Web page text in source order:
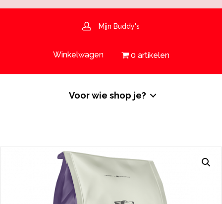
GRATIS bezorging in de regio
GRATIS verzending vanaf €50,-
Spaarsysteem voor korting!
Mijn Buddy's
Winkelwagen 0 artikelen
Voor wie shop je?